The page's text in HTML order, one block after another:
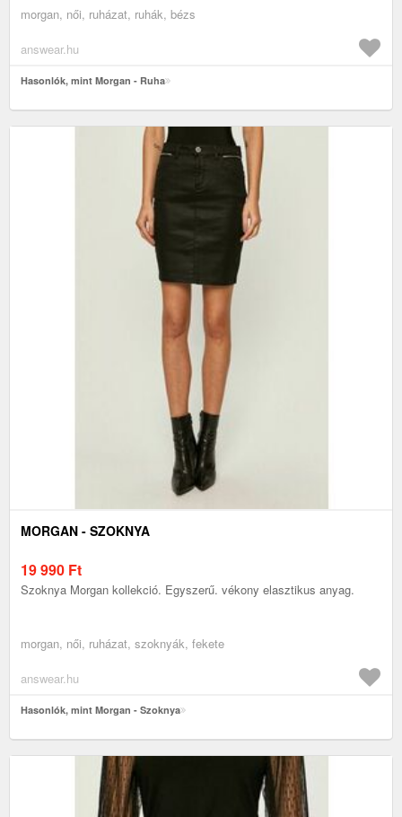
morgan, női, ruházat, ruhák, bézs
answear.hu
Hasonlók, mint Morgan - Ruha
MORGAN - SZOKNYA
19 990 Ft
Szoknya Morgan kollekció. Egyszerű. vékony elasztikus anyag.
morgan, női, ruházat, szoknyák, fekete
answear.hu
Hasonlók, mint Morgan - Szoknya